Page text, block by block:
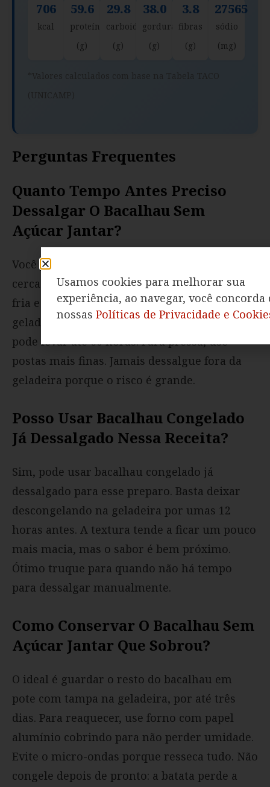
706
kcal
59.6
proteína
(g)
29.8
carboidratos
(g)
38.0
gorduras
(g)
3.8
fibras
(g)
27565
sódio
(mg)
Perguntas Frequentes
Quanto Tempo Antes Preciso
Dessalgar O Bacalhau Sem
Açúcar Jantar?
Você precisa iniciar o dessalgue do peixe
cerca de 48 horas antes do jantar. Use água
fria e troque a cada 12 horas, deixando na
geladeira. Se as postas forem muito grossas,
pode levar até 60 horas. Para pressa, use
postas mais finas. Jamais dessalgue fora da
geladeira porque o risco é grande.
Posso Usar Bacalhau Congelado
Já Dessalgado Nessa Receita?
Sim, pode usar bacalhau congelado já
dessalgado para esse preparo. Basta deixar
descongelando na geladeira por umas 12
horas antes. A textura tende a ficar um pouco
mais macia, mas o sabor é bem próximo.
Ótimo truque para quando não há tempo
para dessalgar manualmente.
Como Conservar O Bacalhau Sem
Açúcar Jantar Que Sobrou?
O ideal é guardar o resto do bacalhau em
pote com tampa na geladeira, por até três
dias. Para reaquecer, use forno com papel
alumínio cobrindo para não perder umidade.
Evite o micro-ondas porque resseca tudo. Não
congele depois de pronto: a batata perde a
Usamos cookies para melhorar sua
experiência, ao navegar, você concorda
nossas Políticas de Privacidade e